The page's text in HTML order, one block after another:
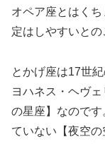
オペア座とはく
定はしやすいとの
とかげ座は17世
ヨハネス・ヘヴ
の星座】なので
ていない【夜空